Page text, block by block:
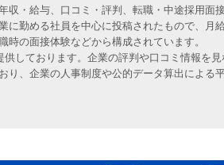
・給与、口コミ・評判、転職・中途採用
勤める社員を中心に投稿されたもので、
の面接体験などから構成されています。
しております。企業の評判や口コミ情報を見
り、企業の人事制度や公的データ算出によ